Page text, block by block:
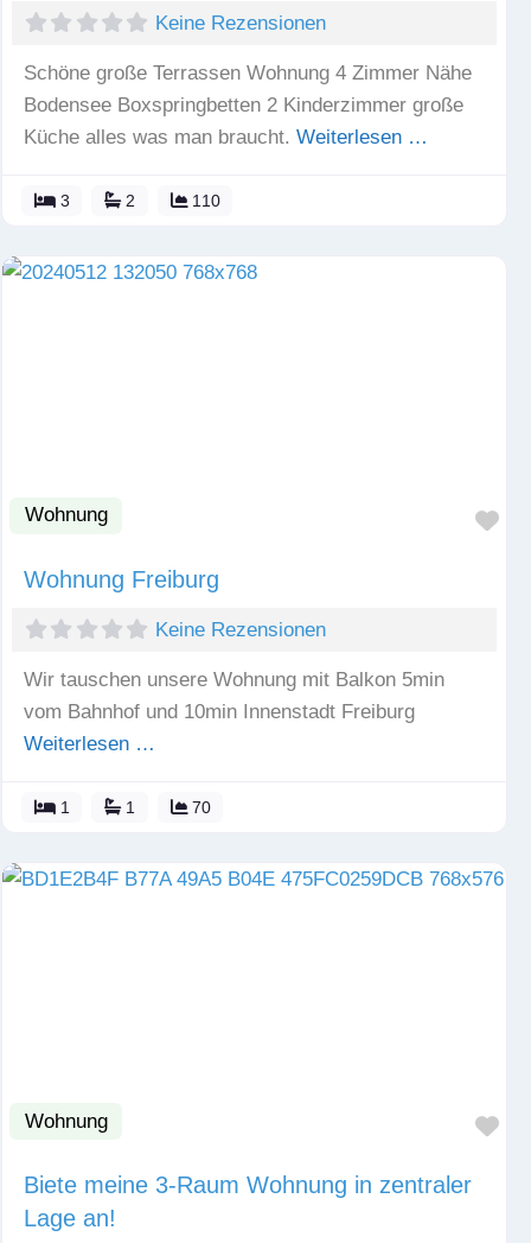
Keine Rezensionen
Schöne große Terrassen Wohnung 4 Zimmer Nähe
Bodensee Boxspringbetten 2 Kinderzimmer große
Küche alles was man braucht. Weiterlesen …
3 2 110
Wohnung
Wohnung Freiburg
Keine Rezensionen
Wir tauschen unsere Wohnung mit Balkon 5min
vom Bahnhof und 10min Innenstadt Freiburg
Weiterlesen …
1 1 70
Wohnung
Biete meine 3-Raum Wohnung in zentraler
Lage an!